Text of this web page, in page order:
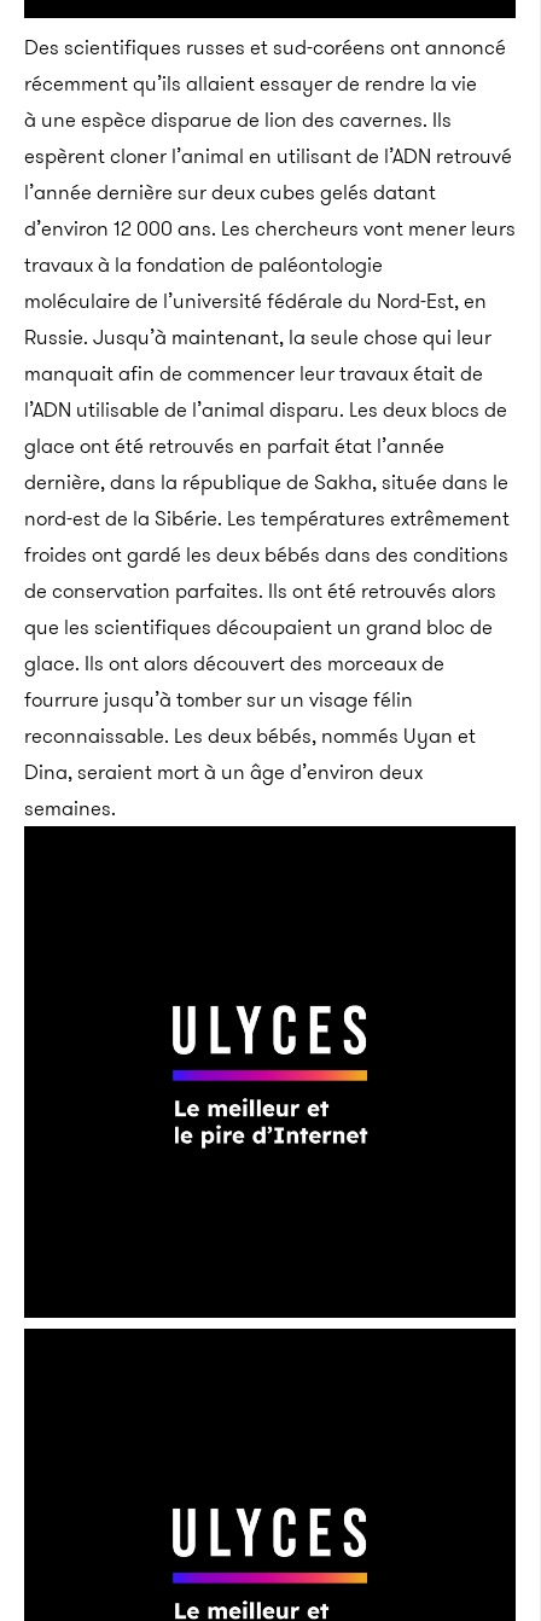
Des scientifiques russes et sud-coréens ont annoncé
récemment qu’ils allaient essayer de rendre la vie
à une espèce disparue de lion des cavernes. Ils
espèrent cloner l’animal en utilisant de l’ADN retrouvé
l’année dernière sur deux cubes gelés datant
d’environ 12 000 ans. Les chercheurs vont mener leurs
travaux à la fondation de paléontologie
moléculaire de l’université fédérale du Nord-Est, en
Russie. Jusqu’à maintenant, la seule chose qui leur
manquait afin de commencer leur travaux était de
l’ADN utilisable de l’animal disparu. Les deux blocs de
glace ont été retrouvés en parfait état l’année
dernière, dans la république de Sakha, située dans le
nord-est de la Sibérie. Les températures extrêmement
froides ont gardé les deux bébés dans des conditions
de conservation parfaites. Ils ont été retrouvés alors
que les scientifiques découpaient un grand bloc de
glace. Ils ont alors découvert des morceaux de
fourrure jusqu’à tomber sur un visage félin
reconnaissable. Les deux bébés, nommés Uyan et
Dina, seraient mort à un âge d’environ deux
semaines.